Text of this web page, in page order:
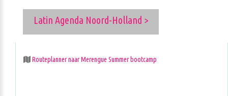
Latin Agenda Noord-Holland >
Routeplanner naar Merengue Summer bootcamp